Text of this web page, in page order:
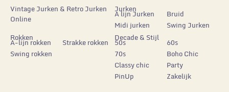
Vintage Jurken & Retro Jurken
Online
Jurken
A lijn Jurken
Bruid
Midi jurken
Swing Jurken
Rokken
A-lijn rokken
Strakke rokken
Swing rokken
Decade & Stijl
50s
60s
70s
Boho Chic
Classy chic
Party
PinUp
Zakelijk